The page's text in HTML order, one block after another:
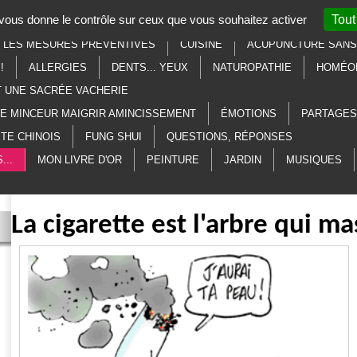
LITHOTHÉRAPIE
AU SECOURS, À L'AIDE, MERCI
MESURES PRÉVENTIVES
CUISINE
ACUPUNCTURE
ALLERGIES DENTS... YEUX NATUROPATHIE
UNE SACRÉE VACHERIE
MINCEUR MAIGRIR AMINCISSEMENT
ÉMOTIONS
CHINOIS
FUNG SHUI
QUESTIONS, RÉPONSES
MON LIVRE D'OR PEINTURE JARDIN MUSIQUES
La cigarette est l'arbre qui
donne le contrôle sur ceux que vous souhaitez activer